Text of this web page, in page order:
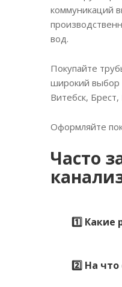
коммуникаций
вод.
Покупайте
широкий выбор
Витебск,
Оформляйте
Часто
1️⃣ Какие
2️⃣ На